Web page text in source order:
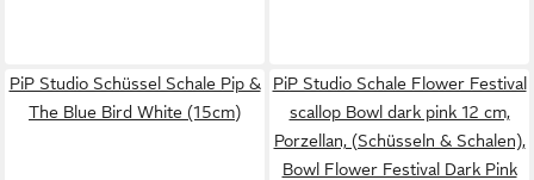
PiP Studio Schüssel Schale Pip &
The Blue Bird White (15cm)
PiP Studio Schale Flower Festival
scallop Bowl dark pink 12 cm,
Porzellan, (Schüsseln & Schalen),
Bowl Flower Festival Dark Pink